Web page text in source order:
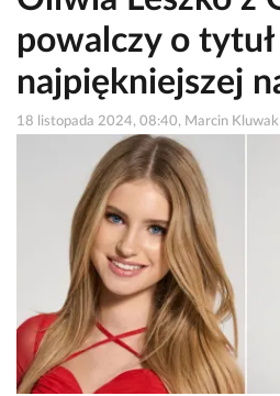
powalczy o tytuł
najpiękniejszej
18 listopada 2024, 08:40, Marcin Kluwak